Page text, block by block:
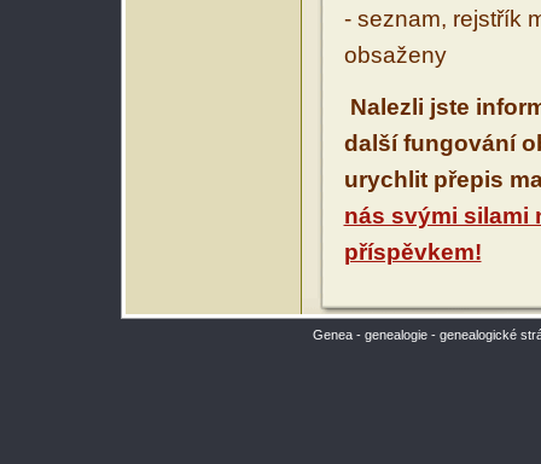
- seznam, rejstřík
obsaženy
Nalezli jste
další fungování
urychlit přepis
nás svými silami
příspěvkem!
Genea - genealogie - genealogické